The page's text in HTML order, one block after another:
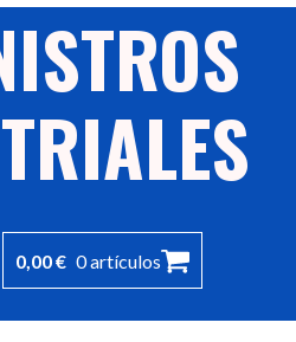
0,00€ 0 artículos